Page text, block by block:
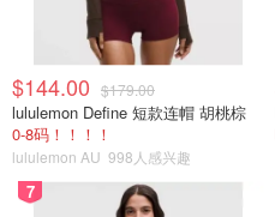
$144.00 $179.00
lululemon Define 短款连帽 胡桃棕
0-8码！！！！
lululemon AU 998人感兴趣
7